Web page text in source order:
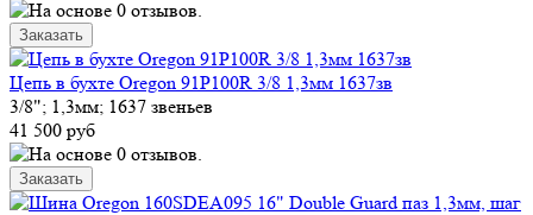
Цепь в бухте Oregon 91P100R 3/8 1,3мм 1637зв
3/8"; 1,3мм; 1637 звеньев
41 500 руб